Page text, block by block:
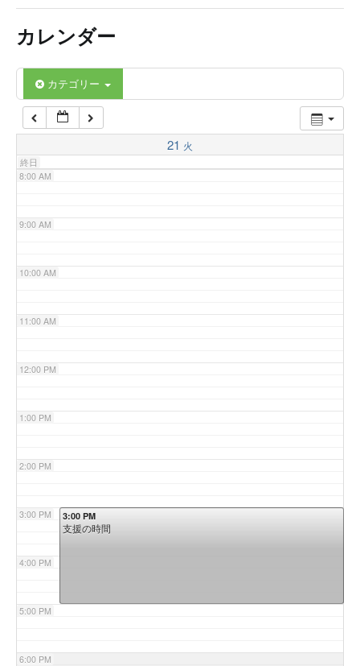
カレンダー
カテゴリー
21 火
終日
5:00 AM
6:00 AM
7:00 AM
8:00 AM
9:00 AM
10:00 AM
11:00 AM
12:00 PM
1:00 PM
2:00 PM
3:00 PM
4:00 PM
5:00 PM
6:00 PM
3:00 PM
支援の時間